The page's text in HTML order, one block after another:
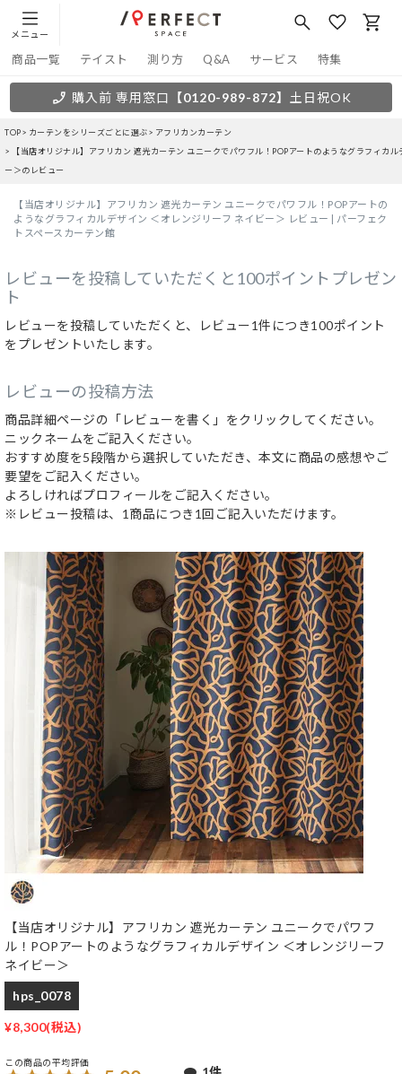
メニュー
商品一覧 テイスト 測り方 Q&A サービス 特集
購入前 専用窓口 【0120-989-872】 土日祝OK
TOP カーテンをシリーズごとに選ぶ
アフリカンカーテン
【当店オリジナル】アフリカン 遮光カーテン ユニークでパワフル！POPアートのようなグラフィカ
ー＞のレビュー
【当店オリジナル】アフリカン 遮光カーテン ユニークでパワフル！POPアートの
ようなグラフィカルデザイン ＜オレンジリーフ ネイビー＞ レビュー | パーフェク
トスペースカーテン館
レビューを投稿していただくと100ポイントプレゼン
ト
レビューを投稿していただくと、レビュー1件につき100ポイント
をプレゼントいたします。
レビューの投稿方法
商品詳細ページの「レビューを書く」をクリックしてください。
ニックネームをご記入ください。
おすすめ度を5段階から選択していただき、本文に商品の感想やご
要望をご記入ください。
よろしければプロフィールをご記入ください。
※レビュー投稿は、1商品につき1回ご記入いただけます。
【当店オリジナル】アフリカン 遮光カーテン ユニークでパワフ
ル！POPアートのようなグラフィカルデザイン ＜オレンジリーフ
ネイビー＞
hps_0078
¥8,300